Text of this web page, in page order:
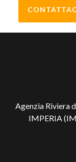
Agenzia Riviera
IMPERIA